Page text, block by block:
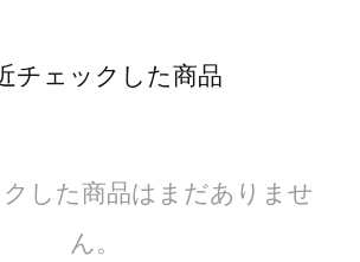
チェックした商品
した商品はまだありませ
ん。